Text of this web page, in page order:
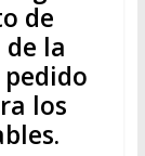
de
la
los